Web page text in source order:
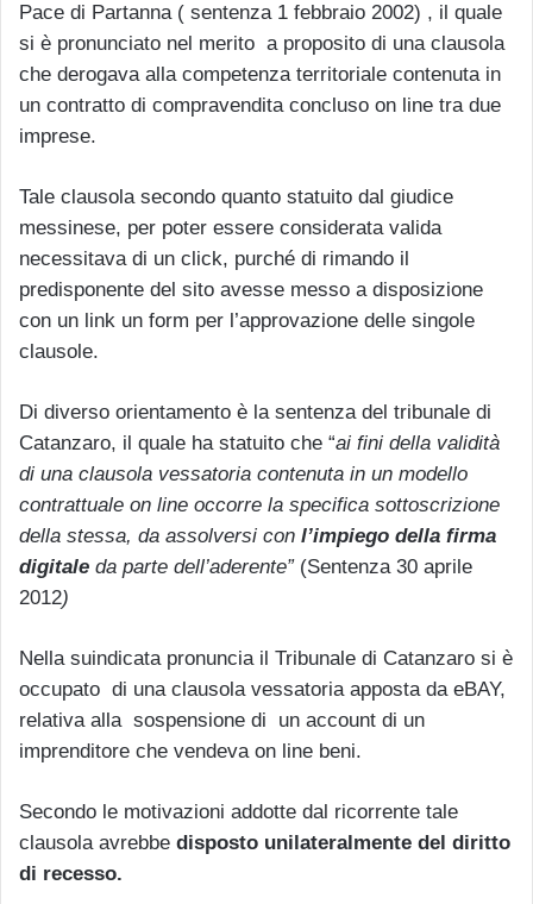
Pace di Partanna ( sentenza 1 febbraio 2002) , il quale
si è pronunciato nel merito a proposito di una clausola
che derogava alla competenza territoriale contenuta in
un contratto di compravendita concluso on line tra due
imprese.
Tale clausola secondo quanto statuito dal giudice
messinese, per poter essere considerata valida
necessitava di un click, purché di rimando il
predisponente del sito avesse messo a disposizione
con un link un form per l’approvazione delle singole
clausole.
Di diverso orientamento è la sentenza del tribunale di
Catanzaro, il quale ha statuito che “ai fini della validità
di una clausola vessatoria contenuta in un modello
contrattuale on line occorre la specifica sottoscrizione
della stessa, da assolversi con l’impiego della firma
digitale da parte dell’aderente” (Sentenza 30 aprile
2012)
Nella suindicata pronuncia il Tribunale di Catanzaro si è
occupato di una clausola vessatoria apposta da eBAY,
relativa alla sospensione di un account di un
imprenditore che vendeva on line beni.
Secondo le motivazioni addotte dal ricorrente tale
clausola avrebbe disposto unilateralmente del diritto
di recesso.